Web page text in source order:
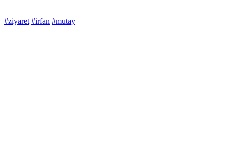
#ziyaret #irfan #mutay